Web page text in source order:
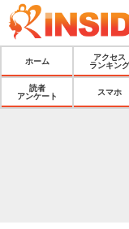
ホーム
アクセス
ランキング
読者
アンケート
スマホ